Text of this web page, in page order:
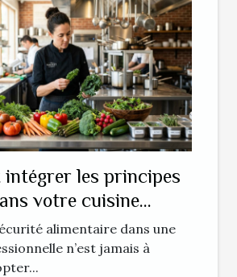
intégrer les principes
votre cuisine
?
alimentaire dans une
n’est jamais à